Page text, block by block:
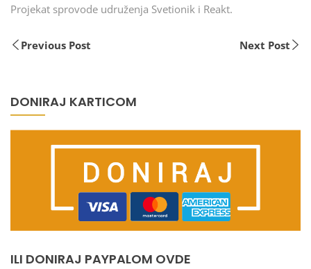
Projekat sprovode udruženja Svetionik i Reakt.
Previous Post Next Post
DONIRAJ KARTICOM
ILI DONIRAJ PAYPALOM OVDE